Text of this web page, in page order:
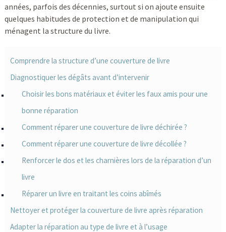
années, parfois des décennies, surtout si on ajoute ensuite
quelques habitudes de protection et de manipulation qui
ménagent la structure du livre.
Comprendre la structure d’une couverture de livre
Diagnostiquer les dégâts avant d’intervenir
Choisir les bons matériaux et éviter les faux amis pour une
bonne réparation
Comment réparer une couverture de livre déchirée ?
Comment réparer une couverture de livre décollée ?
Renforcer le dos et les charnières lors de la réparation d’un
livre
Réparer un livre en traitant les coins abîmés
Nettoyer et protéger la couverture de livre après réparation
Adapter la réparation au type de livre et à l’usage